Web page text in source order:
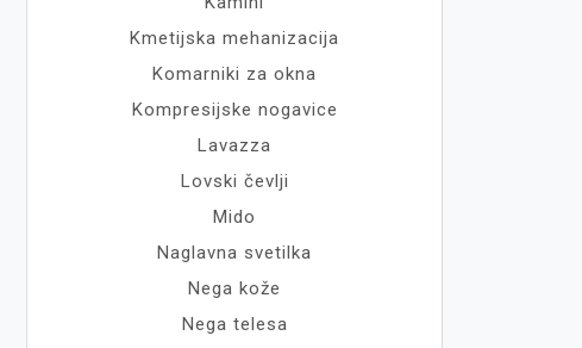
Kmetijska mehanizacija
Komarniki za okna
Kompresijske nogavice
Lavazza
Lovski čevlji
Mido
Naglavna svetilka
Nega kože
Nega telesa